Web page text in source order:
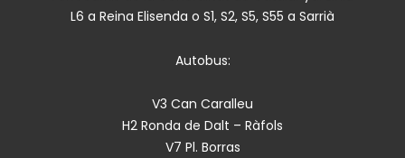
L6 a Reina Elisenda o S1, S2, S5, S55 a Sarrià
Autobus:
V3 Can Caralleu
H2 Ronda de Dalt – Ràfols
V7 Pl. Borras